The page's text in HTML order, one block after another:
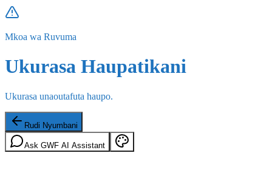
Mkoa wa Ruvuma
Ukurasa Haupatikani
Ukurasa unaoutafuta haupo.
Rudi Nyumbani
Ask GWF AI Assistant